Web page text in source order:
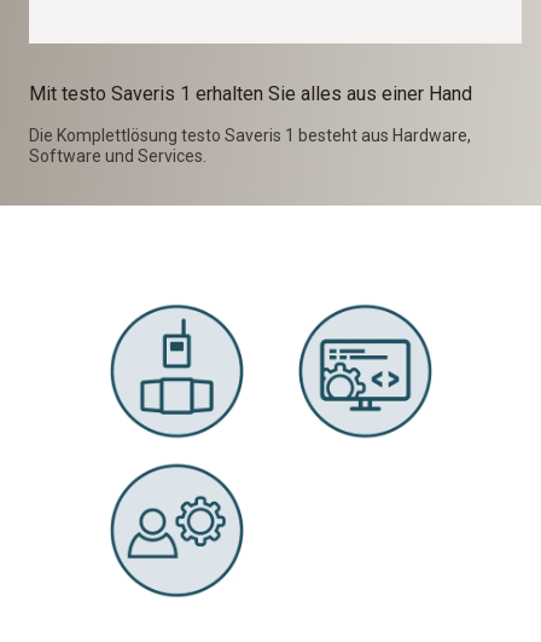
Mit testo Saveris 1 erhalten Sie alles aus einer Hand
Die Komplettlösung testo Saveris 1 besteht aus Hardware,
Software und Services.